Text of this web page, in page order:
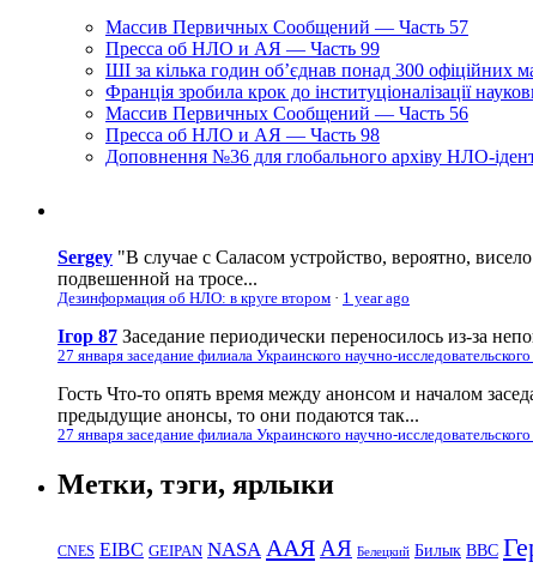
Массив Первичных Сообщений — Часть 57
Пресса об НЛО и АЯ — Часть 99
ШІ за кілька годин об’єднав понад 300 офіційних
Франція зробила крок до інституціоналізації
Массив Первичных Сообщений — Часть 56
Пресса об НЛО и АЯ — Часть 98
Доповнення №36 для глобального архіву НЛО-
Sergey "В случае с Саласом устройство, вероятно,
подвешенной на тросе...
Дезинформация об НЛО: в круге втором · 1 year ago
Ігор 87 Заседание периодически переносилось из-за
27 января заседание филиала Украинского научно-
Гость Что-то опять время между анонсом и началом
предыдущие анонсы, то они подаются так...
27 января заседание филиала Украинского научно-
Метки, тэги, ярлыки
CNES EIBC GEIPAN NASA ААЯАЯ Белецкий Билык ВВС